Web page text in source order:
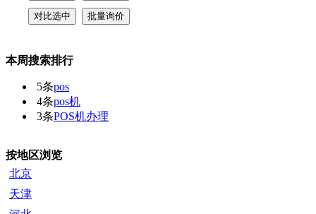
本周搜索排行
5条pos
4条pos机
3条POS机办理
按地区浏览
北京
天津